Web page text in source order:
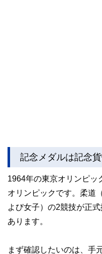
記念メダルは記念
1964年の東京オリンピッ
オリンピックです。柔道
よび女子）の2競技が正
あります。
まず確認したいのは、手